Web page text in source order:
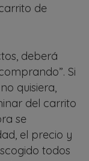
de
deberá
Si
quisiera,
del carrito
se
el precio y
todos